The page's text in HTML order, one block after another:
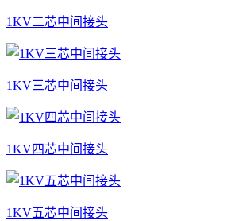
1KV二芯中间接头
1KV三芯中间接头
1KV四芯中间接头
1KV五芯中间接头